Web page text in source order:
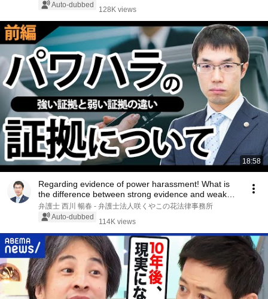
Auto-dubbed
128K views
18:58
Regarding evidence of power harassment! What is
the difference between strong evidence and weak
e...
弁護士 西川 暢春 - 弁護士法人咲くやこの花法律事務所
Auto-dubbed
114K views